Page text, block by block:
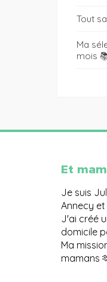
Tout
Ma
mois
Et
Je suis
Annecy
J'ai créé
domicile
Ma
mamans